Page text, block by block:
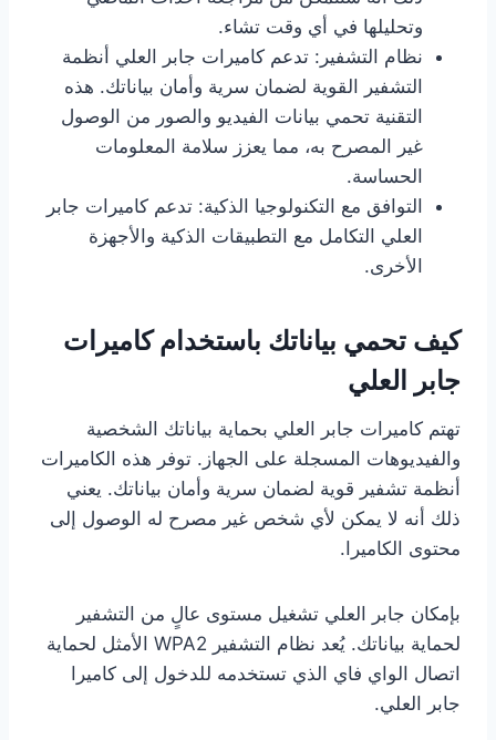
وتحليلها في أي وقت تشاء.
نظام التشفير: تدعم كاميرات جابر العلي أنظمة
التشفير القوية لضمان سرية وأمان بياناتك. هذه
التقنية تحمي بيانات الفيديو والصور من الوصول
غير المصرح به، مما يعزز سلامة المعلومات
الحساسة.
التوافق مع التكنولوجيا الذكية: تدعم كاميرات جابر
العلي التكامل مع التطبيقات الذكية والأجهزة
الأخرى.
كيف تحمي بياناتك باستخدام كاميرات
جابر العلي
تهتم كاميرات جابر العلي بحماية بياناتك الشخصية
والفيديوهات المسجلة على الجهاز. توفر هذه الكاميرات
أنظمة تشفير قوية لضمان سرية وأمان بياناتك. يعني
ذلك أنه لا يمكن لأي شخص غير مصرح له الوصول إلى
محتوى الكاميرا.
بإمكان جابر العلي تشغيل مستوى عالٍ من التشفير
لحماية بياناتك. يُعد نظام التشفير WPA2 الأمثل لحماية
اتصال الواي فاي الذي تستخدمه للدخول إلى كاميرا
جابر العلي.